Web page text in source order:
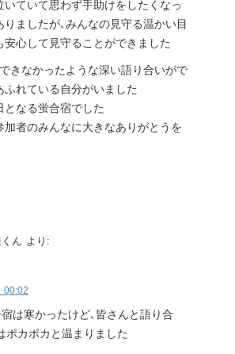
いていて思わず手助けをしたくなっ
りましたが､みんなの見守る温かい目
安心して見守ることができました
きなかったような深い語り合いがで
ふれている自分がいました
となる蛍合宿でした
加者のみんなに大きなありがとうを
ん より:
00:02
は寒かったけど､皆さんと語り合
ポカポカと温まりました